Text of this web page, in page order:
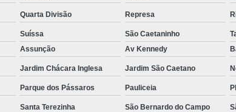
Quarta Divisão Represa
Suíssa São Caetaninho
Assunção Av Kennedy
Jardim Chácara Inglesa Jardim São Caetano
Parque dos Pássaros Pauliceia
Santa Terezinha São Bernardo do Campo